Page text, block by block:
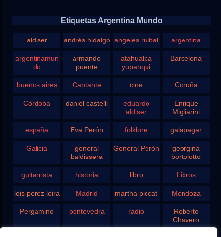
Etiquetas Argentina Mundo
aldiser andrés hidalgo angeles ruibal argentina
argentinamun
do
armando
puente
atahualpa
yupanqui
Barcelona
buenos aires Cantante cine Coruña
Córdoba daniel castelli
eduardo
aldiser
Enrique
Migliarini
españa Eva Perón folklore galapagar
Galicia
general
baldissera
General Perón
georgina
bortolotto
guitarrista historia libro Libros
lois perez leira Madrid martha piccat Mendoza
Pergamino pontevedra radio
Roberto
Chavero